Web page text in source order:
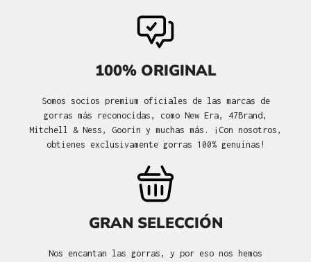
100% ORIGINAL
Somos socios premium oficiales de las marcas de
gorras más reconocidas, como New Era, 47Brand,
Mitchell & Ness, Goorin y muchas más. ¡Con nosotros,
obtienes exclusivamente gorras 100% genuinas!
GRAN SELECCIÓN
Nos encantan las gorras, y por eso nos hemos